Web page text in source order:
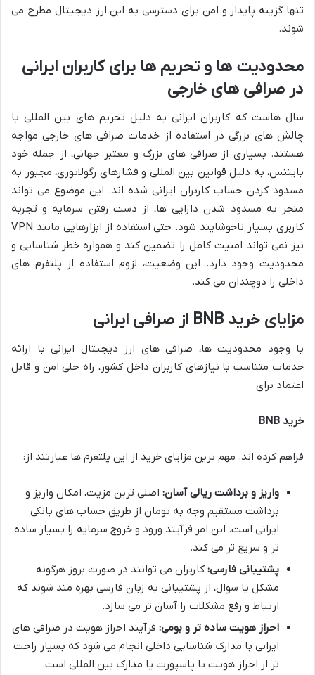
تنها گزینه پایدار و امن برای دسترسی به این ارز دیجیتال مطرح می
شوند.
محدودیت ها و تحریم ها برای کاربران ایرانی
در صرافی های خارجی
سال هاست که کاربران ایرانی به دلیل تحریم های بین المللی با
چالش های بزرگی در استفاده از خدمات صرافی های خارجی مواجه
هستند. بسیاری از صرافی های بزرگ و معتبر جهانی، از جمله خود
بایننس، به دلیل قوانین بین المللی و فشارهای رگولاتوری، مجبور به
مسدود کردن حساب کاربران ایرانی شده اند. این موضوع می تواند
منجر به مسدود شدن دارایی ها، از دست رفتن سرمایه و تجربه
کاربری بسیار ناخوشایند شود. حتی استفاده از ابزارهایی مانند VPN
نیز نمی تواند امنیت کامل را تضمین کند و همواره خطر شناسایی و
محدودیت وجود دارد. این وضعیت، لزوم استفاده از پلتفرم های
داخلی را دوچندان می کند.
مزایای خرید BNB از صرافی ایرانی
با وجود محدودیت ها، صرافی های ارز دیجیتال ایرانی با ارائه
خدمات متناسب با نیازهای کاربران داخل کشور، راه حلی امن و قابل
اعتماد برای
خرید BNB
فراهم کرده اند. مهم ترین مزایای خرید از این پلتفرم ها عبارتند از:
واریز و برداشت ریالی آسان: اصلی ترین مزیت، امکان واریز و
برداشت مستقیم وجه به تومان از طریق حساب های بانکی
ایرانی است. این امر فرآیند ورود و خروج سرمایه را بسیار ساده
تر و سریع تر می کند.
پشتیبانی فارسی: کاربران می توانند در صورت بروز هرگونه
مشکل یا سوال، از پشتیبانی به زبان فارسی بهره مند شوند که
ارتباط و رفع مشکلات را آسان تر می سازد.
احراز هویت ساده تر و بومی: فرآیند احراز هویت در صرافی های
ایرانی با مدارک شناسایی داخلی انجام می شود که بسیار راحت
تر از احراز هویت با پاسپورت یا مدارک بین المللی است.